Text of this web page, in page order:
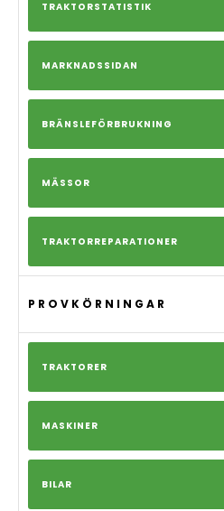
TRAKTORSTATISTIK
MARKNADSSIDAN
BRÄNSLEFÖRBRUKNING
MÄSSOR
TRAKTORREPARATIONER
PROVKÖRNINGAR
TRAKTORER
MASKINER
BILAR